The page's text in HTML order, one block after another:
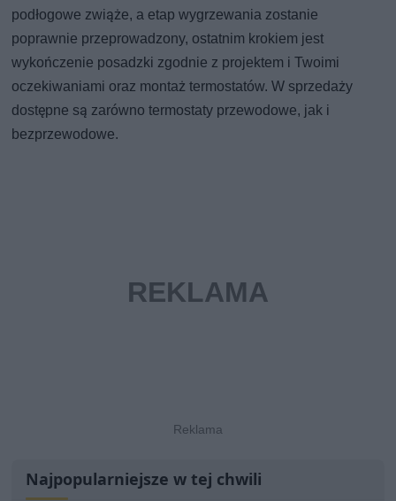
podłogowe zwiąże, a etap wygrzewania zostanie
poprawnie przeprowadzony, ostatnim krokiem jest
wykończenie posadzki zgodnie z projektem i Twoimi
oczekiwaniami oraz montaż termostatów. W sprzedaży
dostępne są zarówno termostaty przewodowe, jak i
bezprzewodowe.
Najpopularniejsze w tej chwili